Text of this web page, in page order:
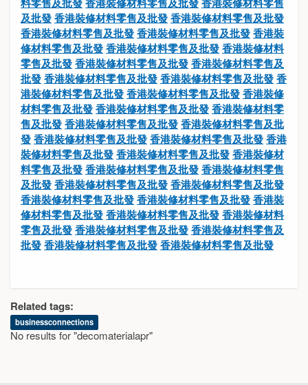
料零售及批發香港裝修材料零售及批發香港裝修材料零售
及批發香港裝修材料零售及批發香港裝修材料零售及批發
香港裝修材料零售及批發香港裝修材料零售及批發香港裝
修材料零售及批發香港裝修材料零售及批發香港裝修材料
零售及批發香港裝修材料零售及批發香港裝修材料零售及
批發香港裝修材料零售及批發香港裝修材料零售及批發香
港裝修材料零售及批發香港裝修材料零售及批發香港裝修
材料零售及批發香港裝修材料零售及批發香港裝修材料零
售及批發香港裝修材料零售及批發香港裝修材料零售及批
發香港裝修材料零售及批發香港裝修材料零售及批發香港
裝修材料零售及批發香港裝修材料零售及批發香港裝修材
料零售及批發香港裝修材料零售及批發香港裝修材料零售
及批發香港裝修材料零售及批發香港裝修材料零售及批發
香港裝修材料零售及批發香港裝修材料零售及批發香港裝
修材料零售及批發香港裝修材料零售及批發香港裝修材料
零售及批發香港裝修材料零售及批發香港裝修材料零售及
批發香港裝修材料零售及批發香港裝修材料零售及批發
Related tags:
businessconnections
No results for "decomaterialapr"